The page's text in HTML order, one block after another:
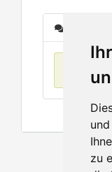
zu
Keine